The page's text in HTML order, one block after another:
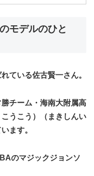
モデルのひと
ている佐古賢一さん。
チーム・海南大附属高
うこう）（まきしんい
ます。
のマジックジョンソ